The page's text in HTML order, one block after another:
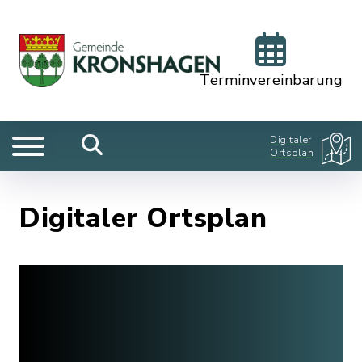
Terminvereinbarung
Digitaler
Ortsplan
Digitaler Ortsplan